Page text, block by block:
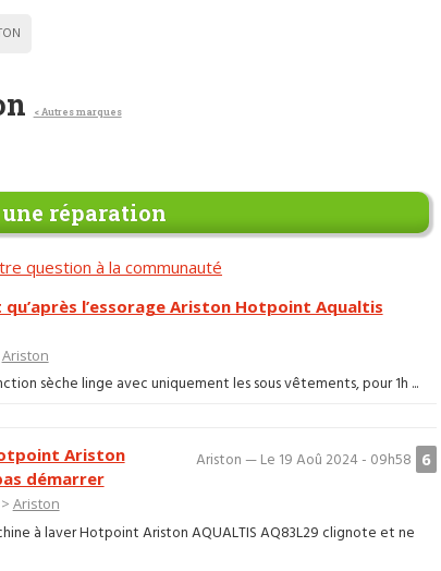
< Autres marques
réparation
question à la communauté
l’essorage Ariston Hotpoint Aqualtis
Ariston
sèche linge avec uniquement les sous vêtements, pour 1h ...
6
Ariston — Le 19 Aoû 2024 - 09h58
Ariston
démarrer
> Ariston
à laver Hotpoint Ariston AQUALTIS AQ83L29 clignote et ne